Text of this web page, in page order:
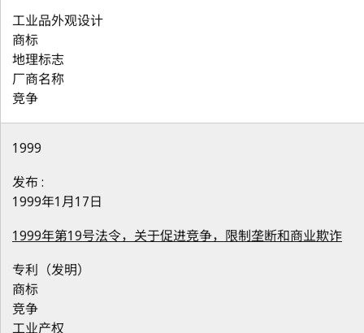
工业品外观设计
商标
地理标志
厂商名称
竞争
1999
发布 :
1999年1月17日
1999年第19号法令，关于促进竞争，限制垄断和商业欺诈
专利（发明）
商标
竞争
工业产权